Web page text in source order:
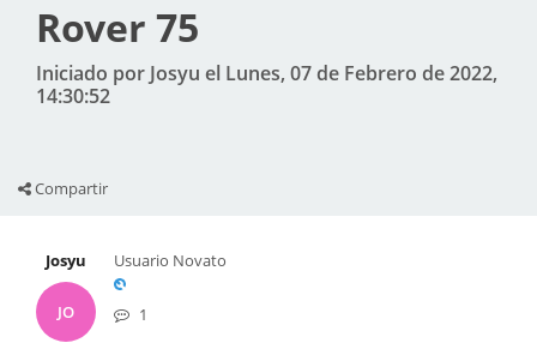
Rover 75
Iniciado por Josyu el Lunes, 07 de Febrero de 2022,
14:30:52
Compartir
Josyu
JO
Usuario Novato
1